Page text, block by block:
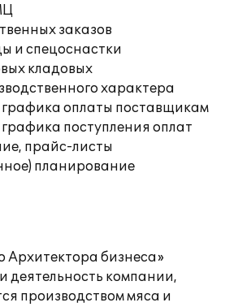
заказов
и спецоснастки
кладовых
характера
оплаты поставщикам
поступления оплат
прайс-листы
планирование
Архитектора бизнеса»
деятельность компании,
производством мяса и